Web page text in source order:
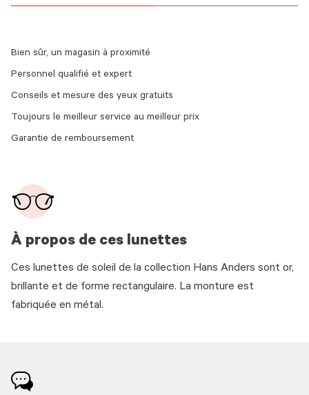
À propos de ces lunettes
Ces lunettes de soleil de la collection Hans Anders sont or,
brillante et de forme rectangulaire. La monture est
fabriquée en métal.
Bien sûr, un magasin à proximité
Personnel qualifié et expert
Conseils et mesure des yeux gratuits
Toujours le meilleur service au meilleur prix
Garantie de remboursement